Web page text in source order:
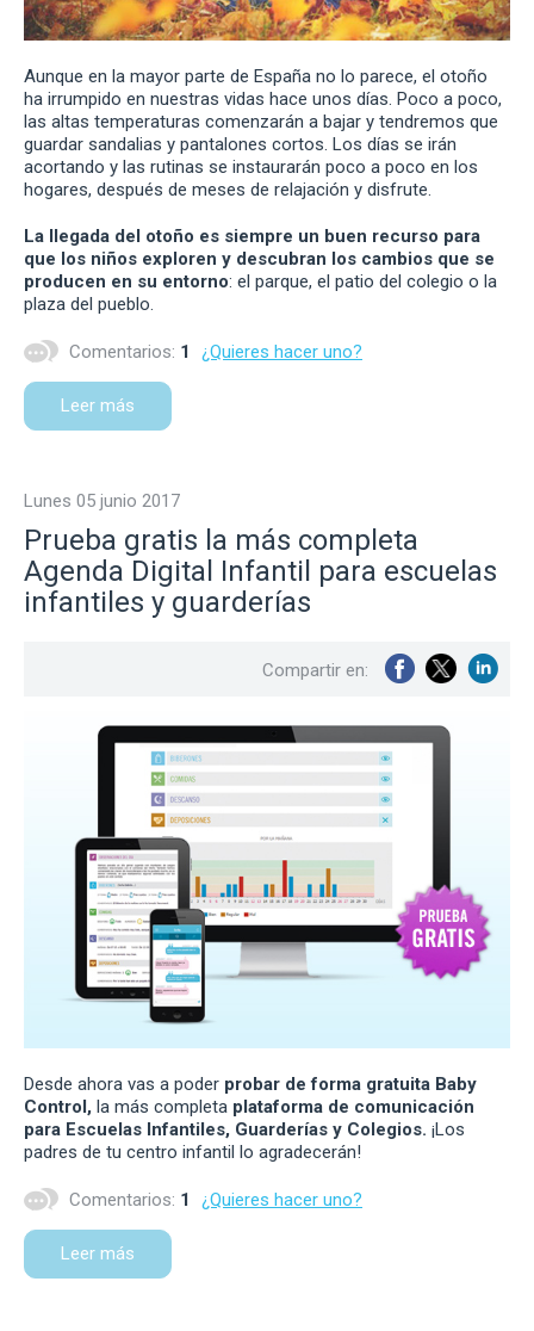
Aunque en la mayor parte de España no lo parece, el otoño
ha irrumpido en nuestras vidas hace unos días. Poco a poco,
las altas temperaturas comenzarán a bajar y tendremos que
guardar sandalias y pantalones cortos. Los días se irán
acortando y las rutinas se instaurarán poco a poco en los
hogares, después de meses de relajación y disfrute.
La llegada del otoño es siempre un buen recurso para
que los niños exploren y descubran los cambios que se
producen en su entorno: el parque, el patio del colegio o la
plaza del pueblo.
Comentarios: 1 ¿Quieres hacer uno?
Leer más
lunes 05 junio 2017
Prueba gratis la más completa
Agenda Digital Infantil para escuelas
infantiles y guarderías
Compartir en:
Desde ahora vas a poder probar de forma gratuita Baby
Control, la más completa plataforma de comunicación
para Escuelas Infantiles, Guarderías y Colegios. ¡Los
padres de tu centro infantil lo agradecerán!
Comentarios: 1 ¿Quieres hacer uno?
Leer más